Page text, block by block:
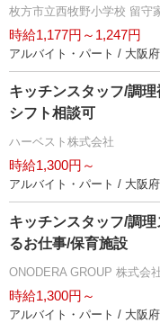
枚方市立西牧野小学校 留守
時給1,177円～1,247円
アルバイト・パート / 大阪府
キッチンスタッフ/調
シフト相談可
ハーベスト株式会社
時給1,300円～
アルバイト・パート / 大阪府
キッチンスタッフ/調
るお仕事/保育施設
ONODERA GROUP 株式会
時給1,300円～
アルバイト・パート / 大阪府